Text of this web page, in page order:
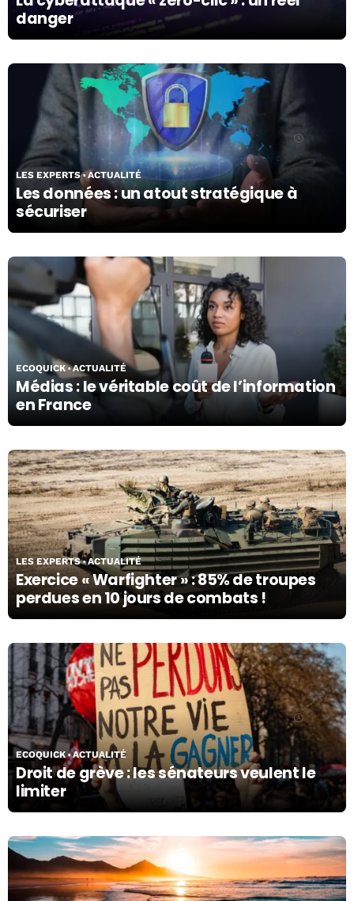
danger
Les données : un atout stratégique à
sécuriser
LES EXPERTS ACTUALITÉ
Médias : le véritable coût de l’information
en France
ECOQUICK ACTUALITÉ
05/04/24
Exercice « Warfighter » : 85% de troupes
perdues en 10 jours de combats !
LES EXPERTS ACTUALITÉ
05/04/24
Droit de grève : les sénateurs veulent le
limiter
ECOQUICK ACTUALITÉ
05/04/24